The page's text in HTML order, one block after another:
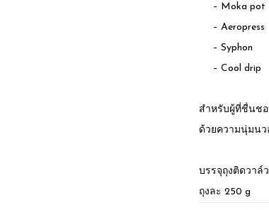
– Moka pot
– Aeropress
– Syphon
– Cool drip
สำหรับผู้ที่ชื่นช
ด้วยความนุ่มนว
บรรจุถุงติดวาล์
ถุงละ 250 g